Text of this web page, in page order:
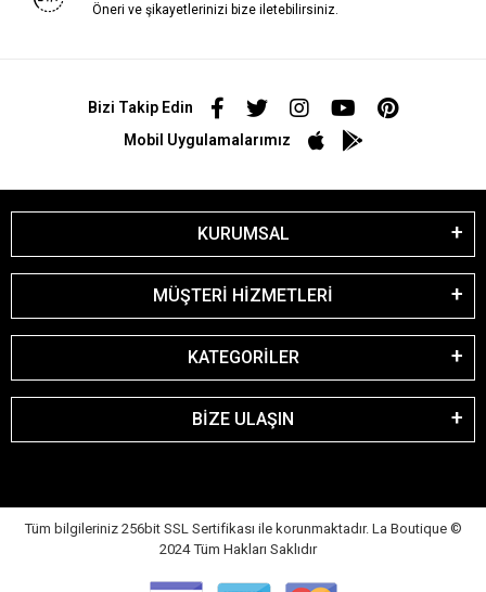
Öneri ve şikayetlerinizi bize iletebilirsiniz.
Bizi Takip Edin
Mobil Uygulamalarımız
KURUMSAL
MÜŞTERİ HİZMETLERİ
KATEGORİLER
BİZE ULAŞIN
Tüm bilgileriniz 256bit SSL Sertifikası ile korunmaktadır. La Boutique ©
2024 Tüm Hakları Saklıdır